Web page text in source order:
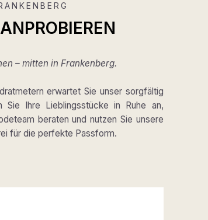
– mitten in Frankenberg.
erwartet Sie unser sorgfältig
Sie Ihre Lieblingsstücke in Ruhe an,
beraten und nutzen Sie unsere
für die perfekte Passform.